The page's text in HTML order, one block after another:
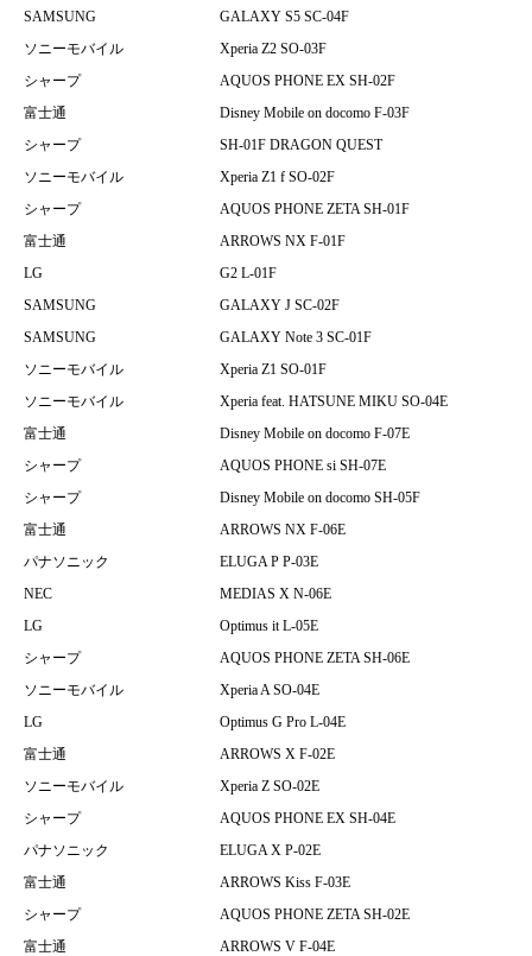
SAMSUNG
GALAXY S5 SC-04F
ソニーモバイル
Xperia Z2 SO-03F
シャープ
AQUOS PHONE EX SH-02F
富士通
Disney Mobile on docomo F-03F
シャープ
SH-01F DRAGON QUEST
ソニーモバイル
Xperia Z1 f SO-02F
シャープ
AQUOS PHONE ZETA SH-01F
富士通
ARROWS NX F-01F
LG
G2 L-01F
SAMSUNG
GALAXY J SC-02F
SAMSUNG
GALAXY Note 3 SC-01F
ソニーモバイル
Xperia Z1 SO-01F
ソニーモバイル
Xperia feat. HATSUNE MIKU SO-04E
富士通
Disney Mobile on docomo F-07E
シャープ
AQUOS PHONE si SH-07E
シャープ
Disney Mobile on docomo SH-05F
富士通
ARROWS NX F-06E
パナソニック
ELUGA P P-03E
NEC
MEDIAS X N-06E
LG
Optimus it L-05E
シャープ
AQUOS PHONE ZETA SH-06E
ソニーモバイル
Xperia A SO-04E
LG
Optimus G Pro L-04E
富士通
ARROWS X F-02E
ソニーモバイル
Xperia Z SO-02E
シャープ
AQUOS PHONE EX SH-04E
パナソニック
ELUGA X P-02E
富士通
ARROWS Kiss F-03E
シャープ
AQUOS PHONE ZETA SH-02E
富士通
ARROWS V F-04E